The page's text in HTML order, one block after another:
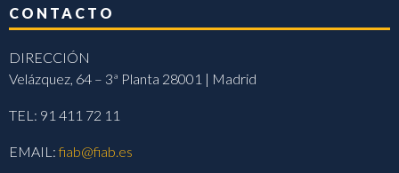
CONTACTO
DIRECCIÓN
Velázquez, 64 – 3ª Planta 28001 | Madrid
TEL: 91 411 72 11
EMAIL:fiab@fiab.es